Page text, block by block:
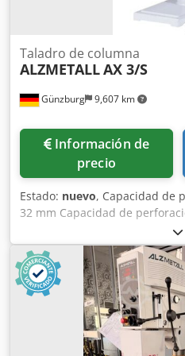
Günzburg 9,607 km
Taladro de columna
ALZMETALLAX 3/S
Información de
precio
Estado: nuevo, Capacidad de
32 mm Capacidad de
mm Capacidad de taladrado
ST 60: M 24 Roscado en GG
corto MK 3 Carrera del
Diámetro de la columna: 115
superficie útil: 515 x 360 mm
ancho, distancia: 2 x 14 x 224
mín./máx.: 117 / 701 mm
husillo – ajuste continuo: 160